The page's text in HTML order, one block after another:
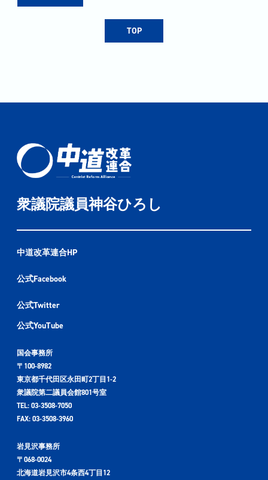
TOP
衆議院議員神谷ひろし
中道改革連合HP
公式Facebook
公式Twitter
公式YouTube
国会事務所
〒100-8982
東京都千代田区永田町2丁目1-2
衆議院第二議員会館801号室
TEL: 03-3508-7050
FAX: 03-3508-3960
岩見沢事務所
〒068-0024
北海道岩見沢市4条西4丁目12